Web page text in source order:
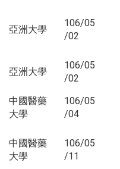
亞洲大學
106/05
/02
亞洲大學
106/05
/02
中國醫藥
大學
106/05
/04
中國醫藥
大學
106/05
/11